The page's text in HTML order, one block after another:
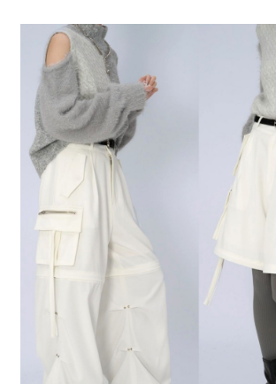
【繳款方式說明】
1.分期款項不併入電信帳單，「大哥付你分期」於每
醒簡訊。
2.透過簡訊連結打開帳單後，可選擇「超商條碼／台灣
帳／街口支付／iPASS MONEY」等通路繳費。
【注意事項】
1.本服務係由「台灣大哥大股份有限公司」（以下簡稱
用戶於交易時，得透過本服務購買商品或服務，並由
買賣價金債權讓與本公司後，依約使用本公司帳單繳交
2.基於同意付款使用「大哥付你分期」之契約關係目的
資料（包含姓名、電話或地址）提供予台灣大哥大進
由本公司與您本人進行分期帳單所需資料之確認、核
3.完整用戶服務條款，請詳閱以下連結：
https://
３．安心：先確認商品／服務後，再付款。
【「AFTEE先享後付」結帳流程】
１．於結帳方式選擇「AFTEE先享後付」後，將跳轉
結帳頁面，進行簡訊認證並確認金額後，即可完成結
２．訂單成立數日內，您將收到繳費通知簡訊。
３．收到繳費通知簡訊後14天內，點擊此簡訊中的連
ATM／網路銀行／等多元方式進行付款，方視為交易完
※ 請注意：結帳手續完成當下不需立刻繳費，但若您
購買商品的店家。未經商家同意取消之訂單仍視為有
後付繳納相關費用。
※ 交易是否成功請以「AFTEE先享後付 」之結帳頁面
是否繳費成功／繳費後需取消欲退款等相關疑問，請
客戶支援中心」
https://netprotections.freshdesk.com/
【注意事項】
１．透過由恩沛科技股份有限公司提供之「AFTEE先
易，需依本服務之必要範圍內提供個人資料，並將交
權轉讓予恩沛科技股份有限公司。
２．關於個人資料處理事宜，請瀏覽以下網址：
３．未成年的使用者請事先徵得法定代理人或監護人之
「AFTEE先享後付」，若未經同意申辦者引起之損失
每筆NT$80，滿NT$1,500(含以上)免運費
付款後 全家取貨
每筆NT$80，滿NT$1,500(含以上)免運費
7-11 取貨付款
每筆NT$80，滿NT$1,500(含以上)免運費
付款後 7-11取貨
每筆NT$80，滿NT$1,500(含以上)免運費
每筆NT$80，滿NT$1,500(含以上)免運費